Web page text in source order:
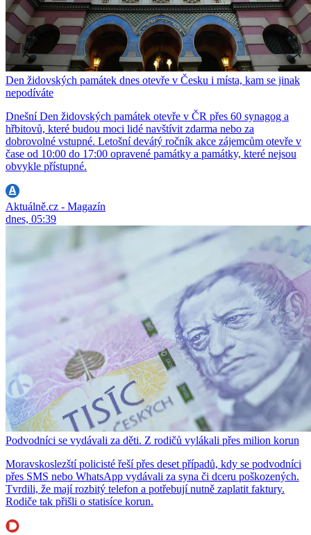
Den židovských památek dnes otevře v Česku i místa, kam se jinak
nepodíváte
Dnešní Den židovských památek otevře v ČR přes 60 synagog a
hřbitovů, které budou moci lidé navštívit zdarma nebo za
dobrovolné vstupné. Letošní devátý ročník akce zájemcům otevře v
čase od 10:00 do 17:00 opravené památky a památky, které nejsou
obvykle přístupné.
Aktuálně.cz - Magazín
dnes, 05:39
Podvodníci se vydávali za děti. Z rodičů vylákali přes milion korun
Moravskoslezští policisté řeší přes deset případů, kdy se podvodníci
přes SMS nebo WhatsApp vydávali za syna či dceru poškozených.
Tvrdili, že mají rozbitý telefon a potřebují nutně zaplatit faktury.
Rodiče tak přišli o statisíce korun.